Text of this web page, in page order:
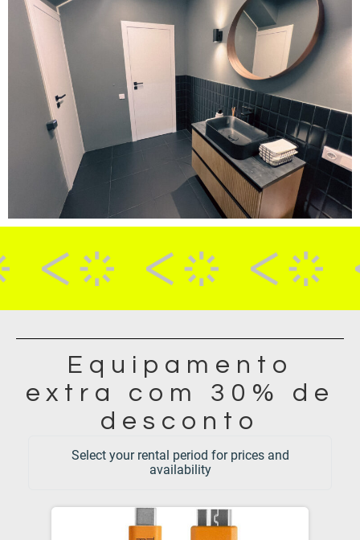
Select your rental period for prices and
availability
Equipamento
extra com 30% de
desconto